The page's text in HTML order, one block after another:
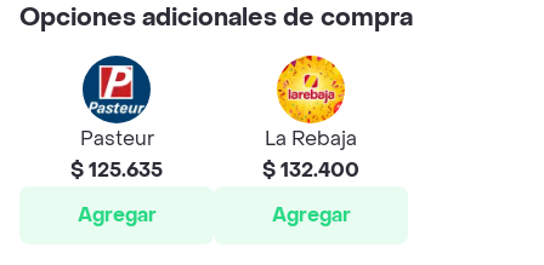
Opciones adicionales de compra
Pasteur
$ 125.635
Agregar
La Rebaja
$ 132.400
Agregar